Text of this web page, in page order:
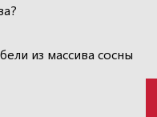
из массива сосны